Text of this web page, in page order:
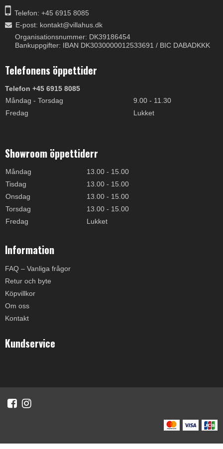
Telefon: +45 6915 8085
E-post: kontakt@villahus.dk
Organisationsnummer: DK39186454
Bankuppgifter: IBAN DK3030000012533691 / BIC DABADKKK
Telefonens öppettider
Telefon +45 6915 8085
Måndag - Torsdag
9.00 - 11.30
Fredag
Lukket
Showroom öppettiderr
Måndag
13.00 - 15.00
Tisdag
13.00 - 15.00
Onsdag
13.00 - 15.00
Torsdag
13.00 - 15.00
Fredag
Lukket
Information
FAQ – Vanliga frågor
Retur och byte
Köpvillkor
Om oss
Kontakt
Kundservice